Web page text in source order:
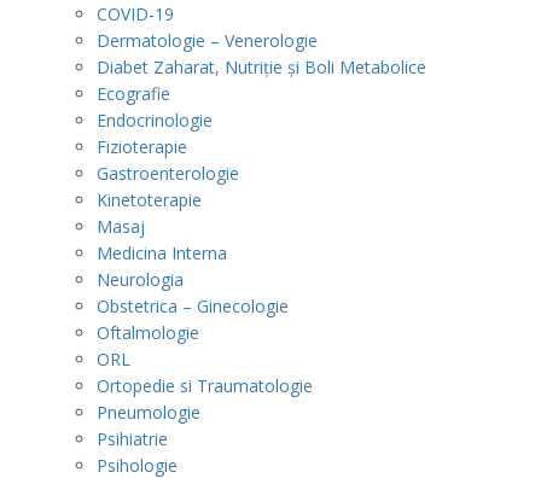
COVID-19
Dermatologie – Venerologie
Diabet Zaharat, Nutriție și Boli Metabolice
Ecografie
Endocrinologie
Fizioterapie
Gastroenterologie
Kinetoterapie
Masaj
Medicina Interna
Neurologia
Obstetrica – Ginecologie
Oftalmologie
ORL
Ortopedie si Traumatologie
Pneumologie
Psihiatrie
Psihologie